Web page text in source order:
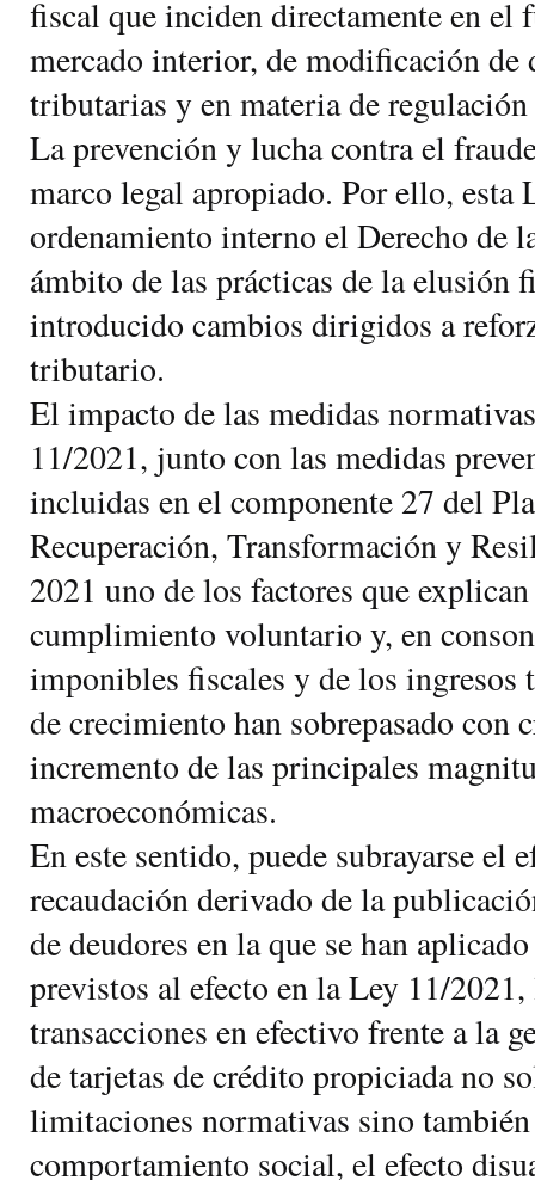
fiscal que inciden directamente en el
mercado interior, de modificación de
tributarias y en materia de
La prevención y lucha contra el
marco legal apropiado. Por ello, esta
ordenamiento interno el Derecho de
ámbito de las prácticas de la elusión
introducido cambios dirigidos a
tributario.
El impacto de las medidas
11/2021, junto con las medidas
incluidas en el componente 27 del
Recuperación, Transformación y
2021 uno de los factores que
cumplimiento voluntario y, en
imponibles fiscales y de los ingresos
de crecimiento han sobrepasado con
incremento de las principales
macroeconómicas.
En este sentido, puede subrayarse el
recaudación derivado de la
de deudores en la que se han
previstos al efecto en la Ley 11/
transacciones en efectivo frente a la
de tarjetas de crédito propiciada no
limitaciones normativas sino
comportamiento social, el efecto